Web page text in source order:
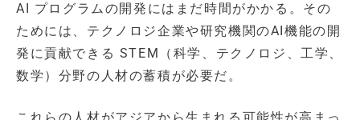
AI プログラムの開発にはまだ時間がかかる。その
ためには、テクノロジ企業や研究機関のAI機能の開
発に貢献できる STEM（科学、テクノロジ、工学、
数学）分野の人材の蓄積が必要だ。